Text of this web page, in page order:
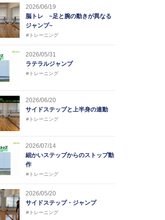
2026/06/19
脳トレ ~足と腕の動きが異なる
ジャンプ~
#トレーニング
2026/05/31
ラテラルジャンプ
#トレーニング
2026/06/20
サイドステップと上半身の連動
#トレーニング
2026/07/14
細かいステップからのストップ動
作
#トレーニング
2026/05/20
サイドステップ・ジャンプ
#トレーニング